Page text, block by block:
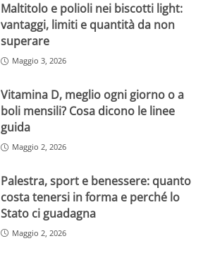
Maltitolo e polioli nei biscotti light:
vantaggi, limiti e quantità da non
superare
Maggio 3, 2026
Vitamina D, meglio ogni giorno o a
boli mensili? Cosa dicono le linee
guida
Maggio 2, 2026
Palestra, sport e benessere: quanto
costa tenersi in forma e perché lo
Stato ci guadagna
Maggio 2, 2026